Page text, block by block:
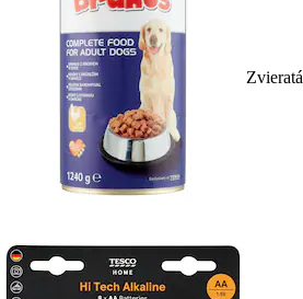
Zvieratá